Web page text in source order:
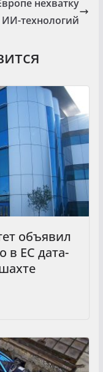
нехватку
технологий
объявил
в ЕС дата-